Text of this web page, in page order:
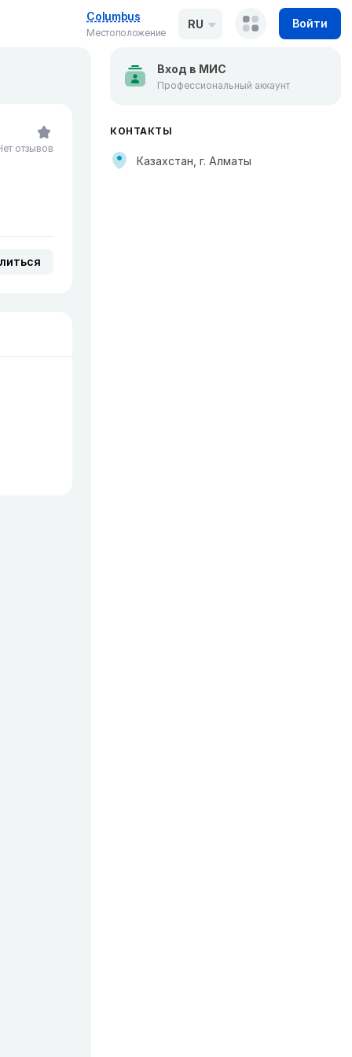
Columbus
Местоположение
RU Войти
отзывов
Вход в МИС
Профессиональный аккаунт
КОНТАКТЫ
Казахстан, г. Алматы